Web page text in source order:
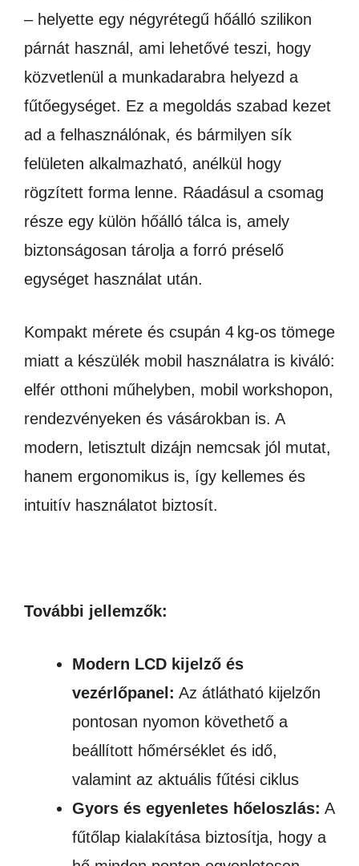
– helyette egy négyrétegű hőálló szilikon
párnát használ, ami lehetővé teszi, hogy
közvetlenül a munkadarabra helyezd a
fűtőegységet. Ez a megoldás szabad kezet
ad a felhasználónak, és bármilyen sík
felületen alkalmazható, anélkül hogy
rögzített forma lenne. Ráadásul a csomag
része egy külön hőálló tálca is, amely
biztonságosan tárolja a forró préselő
egységet használat után.
Kompakt mérete és csupán 4 kg-os tömege
miatt a készülék mobil használatra is kiváló:
elfér otthoni műhelyben, mobil workshopon,
rendezvényeken és vásárokban is. A
modern, letisztult dizájn nemcsak jól mutat,
hanem ergonomikus is, így kellemes és
intuitív használatot biztosít.
További jellemzők:
Modern LCD kijelző és
vezérlőpanel: Az átlátható kijelzőn
pontosan nyomon követhető a
beállított hőmérséklet és idő,
valamint az aktuális fűtési ciklus
Gyors és egyenletes hőeloszlás: A
fűtőlap kialakítása biztosítja, hogy a